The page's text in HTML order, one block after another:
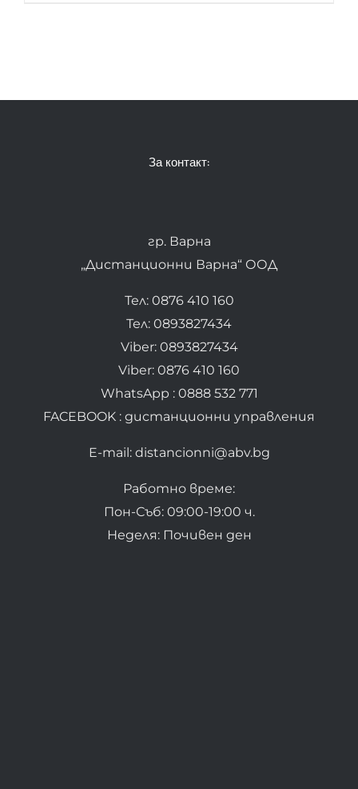
За контакт:
гр. Варна
„Дистанционни Варна“ ООД
Тел: 0876 410 160
Тел: 0893827434
Viber: 0893827434
Viber: 0876 410 160
WhatsApp : 0888 532 771
FACEBOOK : дистанционни управления
E-mail: distancionni@abv.bg
Работно време:
Пон-Съб: 09:00-19:00 ч.
Неделя: Почивен ден